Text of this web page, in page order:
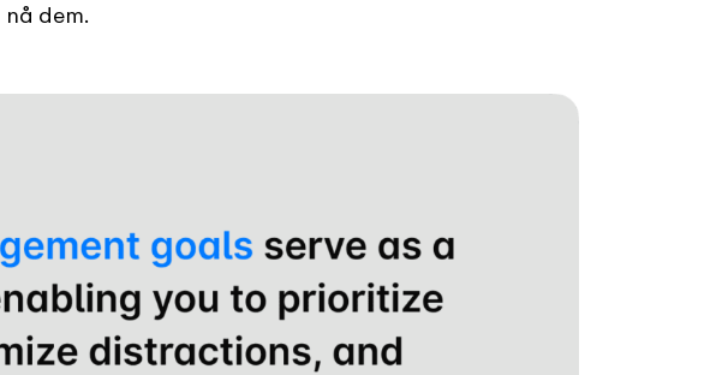
dem.